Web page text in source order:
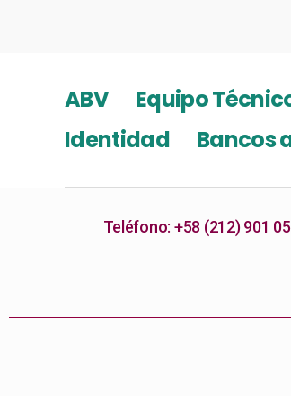
ABV Equipo
Identidad
Bancos
Teléfono: +58 (212) 901